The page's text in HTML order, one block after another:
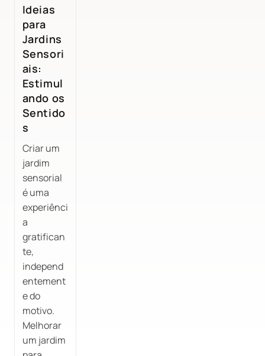
Ideias
para
Jardins
Sensori
ais:
Estimul
ando os
Sentido
s
Criar um
jardim
sensorial
é uma
experiênci
a
gratifican
te,
independ
entement
e do
motivo.
Melhorar
um jardim